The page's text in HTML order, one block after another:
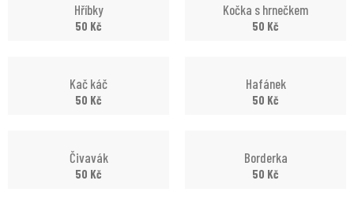
Hříbky
50 Kč
Kočka s hrnečkem
50 Kč
Kač káč
50 Kč
Hafánek
50 Kč
Čivavák
50 Kč
Borderka
50 Kč